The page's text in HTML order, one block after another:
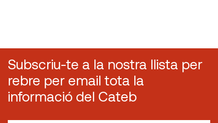
Subscriu-te a la nostra llista per
rebre per email tota la
informació del Cateb